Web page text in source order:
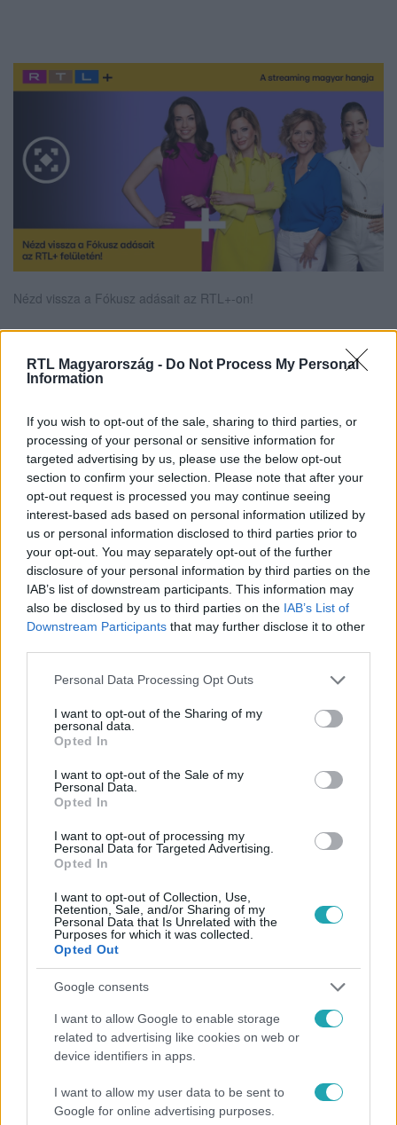
RTL Magyarország - Do Not Process My Personal
Information
If you wish to opt-out of the sale, sharing to third parties, or
processing of your personal or sensitive information for
targeted advertising by us, please use the below opt-out
section to confirm your selection. Please note that after your
opt-out request is processed you may continue seeing
interest-based ads based on personal information utilized by
us or personal information disclosed to third parties prior to
your opt-out. You may separately opt-out of the further
disclosure of your personal information by third parties on the
IAB’s list of downstream participants. This information may
also be disclosed by us to third parties on the IAB’s List of
Downstream Participants that may further disclose it to other
Please note that this website/app uses one or more Google
not limited to your visit or usage behaviour. You may click to
grant or deny consent to Google and its third-party tags to
use your data for below specified purposes in below Google
consent section.
Personal Data Processing Opt Outs
I want to opt-out of the Sharing of my
personal data.
Opted In
I want to opt-out of the Sale of my
Personal Data.
Opted In
I want to opt-out of processing my
Personal Data for Targeted Advertising.
Opted In
I want to opt-out of Collection, Use,
Retention, Sale, and/or Sharing of my
Personal Data that Is Unrelated with the
Purposes for which it was collected.
Opted Out
Google consents
I want to allow Google to enable storage
related to advertising like cookies on web or
device identifiers in apps.
I want to allow my user data to be sent to
Google for online advertising purposes.
Nézd vissza a Fókusz adásait az RTL+-on!
Itt állítsd be, hogy az RTL.hu az elsők között
Kövess minket, és értesülj a friss hírekről a
FÓKUSZ
MOLNÁR PIROSKA #BELFÖLD
VIDNYÁNSZKY ATTILA
KULKA JÁNOS #BALLAGÁS #EXKLUZÍV INTERJÚ
KOSSUTH-DÍJAS
Népszerű